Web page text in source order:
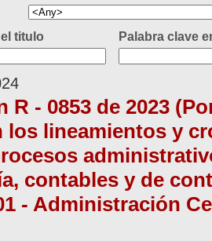
titulo Palabra clave
R - 0853 de 2023
los lineamientos y
contables y de
- Administración